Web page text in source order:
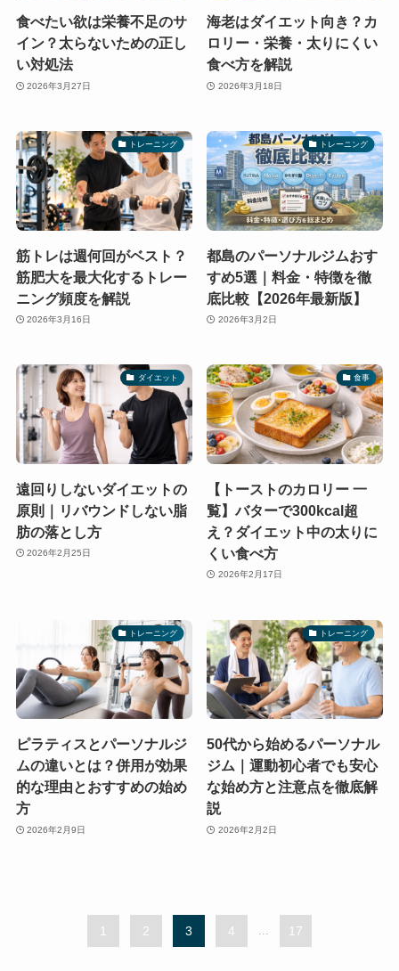
食べたい欲は栄養不足のサ
イン？太らないための正し
い対処法
2026年3月27日
海老はダイエット向き？カ
ロリー・栄養・太りにくい
食べ方を解説
2026年3月18日
トレーニング
筋トレは週何回がベスト？
筋肥大を最大化するトレー
ニング頻度を解説
2026年3月16日
トレーニング
都島のパーソナルジムおす
すめ5選｜料金・特徴を徹
底比較【2026年最新版】
2026年3月2日
ダイエット
遠回りしないダイエットの
原則｜リバウンドしない脂
肪の落とし方
2026年2月25日
食事
【トーストのカロリー 一
覧】バターで300kcal超
え？ダイエット中の太りに
くい食べ方
2026年2月17日
トレーニング
ピラティスとパーソナルジ
ムの違いとは？併用が効果
的な理由とおすすめの始め
方
2026年2月9日
トレーニング
50代から始めるパーソナル
ジム｜運動初心者でも安心
な始め方と注意点を徹底解
説
2026年2月2日
1 2 3 4 ... 17